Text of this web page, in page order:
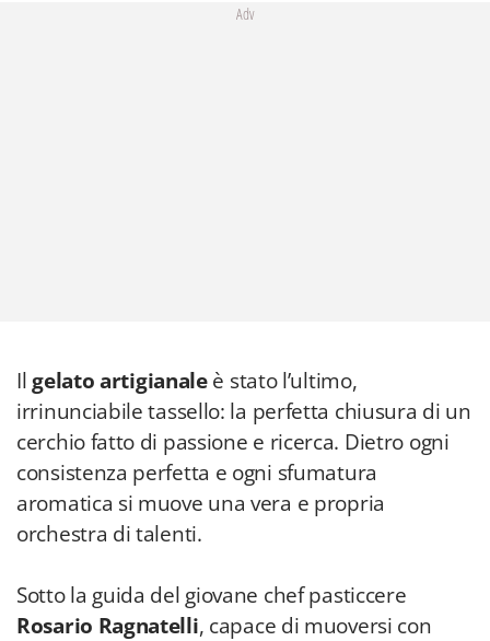
Adv
Ilgelato artigianaleè stato l’ultimo,
irrinunciabile tassello: la perfetta chiusura di un
cerchio fatto di passione e ricerca. Dietro ogni
consistenza perfetta e ogni sfumatura
aromatica si muove una vera e propria
orchestra di talenti.
Sotto la guida del giovane chef pasticcere
Rosario Ragnatelli, capace di muoversi con